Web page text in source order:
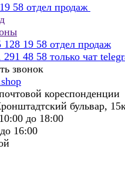
58 отдел продаж
128 19 58 отдел продаж
291 48 58 только чат
звонок
кореспонденции
бульвар,
до 18:00
16:00